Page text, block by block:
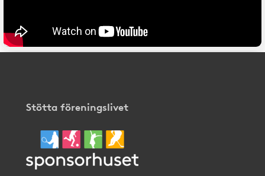
Stötta föreningslivet